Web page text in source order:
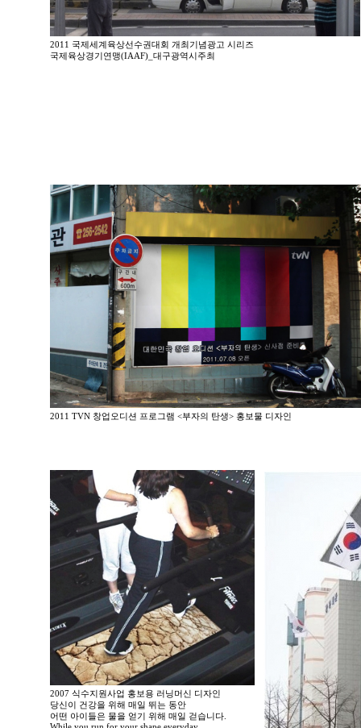
2011 국제세계육상선수권대회 개최기념광고 시리즈
국제육상경기연맹(IAAF)_대구광역시주최
2011 TVN 창업오디션 프로그램 <부자의 탄생> 홍보물 디자인
2007 식수지원사업 홍보용 러닝머신 디자인
당신이 건강을 위해 매일 뛰는 동안
어떤 아이들은 물을 얻기 위해 매일 걷습니다.